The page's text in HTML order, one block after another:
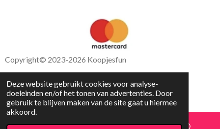
Deze website gebruikt cookies voor analyse-
doeleinden en/of het tonen van advertenties. Door
gebruik te blijven maken van de site gaat u hiermee
akkoord.
Copyright© 2023-2026 Koopjesfun